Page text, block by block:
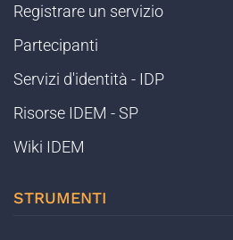
Registrare un servizio
Partecipanti
Servizi d'identità - IDP
Risorse IDEM - SP
Wiki IDEM
STRUMENTI